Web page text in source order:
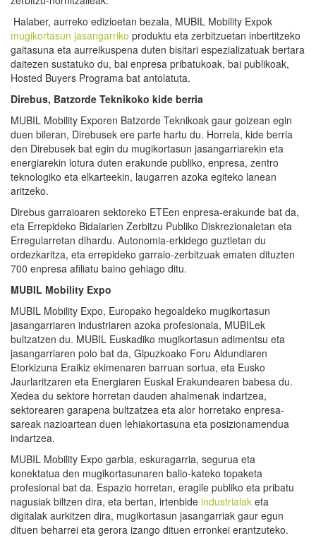
Halaber, aurreko edizioetan bezala, MUBIL Mobility Expok
mugikortasun jasangarriko produktu eta zerbitzuetan inbertitzeko
gaitasuna eta aurreikuspena duten bisitari espezializatuak bertara
daitezen sustatuko du, bai enpresa pribatukoak, bai publikoak,
Hosted Buyers Programa bat antolatuta.
Direbus, Batzorde Teknikoko kide berria
MUBIL Mobility Exporen Batzorde Teknikoak gaur goizean egin
duen bileran, Direbusek ere parte hartu du. Horrela, kide berria
den Direbusek bat egin du mugikortasun jasangarriarekin eta
energiarekin lotura duten erakunde publiko, enpresa, zentro
teknologiko eta elkarteekin, laugarren azoka egiteko lanean
aritzeko.
Direbus garraioaren sektoreko ETEen enpresa-erakunde bat da,
eta Errepideko Bidaiarien Zerbitzu Publiko Diskrezionaletan eta
Erregularretan dihardu. Autonomia-erkidego guztietan du
ordezkaritza, eta errepideko garraio-zerbitzuak ematen dituzten
700 enpresa afiliatu baino gehiago ditu.
MUBIL Mobility Expo
MUBIL Mobility Expo, Europako hegoaldeko mugikortasun
jasangarriaren industriaren azoka profesionala, MUBILek
bultzatzen du. MUBIL Euskadiko mugikortasun adimentsu eta
jasangarriaren polo bat da, Gipuzkoako Foru Aldundiaren
Etorkizuna Eraikiz ekimenaren barruan sortua, eta Eusko
Jaurlaritzaren eta Energiaren Euskal Erakundearen babesa du.
Xedea du sektore horretan dauden ahalmenak indartzea,
sektorearen garapena bultzatzea eta alor horretako enpresa-
sareak nazioartean duen lehiakortasuna eta posizionamendua
indartzea.
MUBIL Mobility Expo garbia, eskuragarria, segurua eta
konektatua den mugikortasunaren balio-kateko topaketa
profesional bat da. Espazio horretan, eragile publiko eta pribatu
nagusiak biltzen dira, eta bertan, irtenbide industrialak eta
digitalak aurkitzen dira, mugikortasun jasangarriak gaur egun
dituen beharrei eta gerora izango dituen erronkei erantzuteko.